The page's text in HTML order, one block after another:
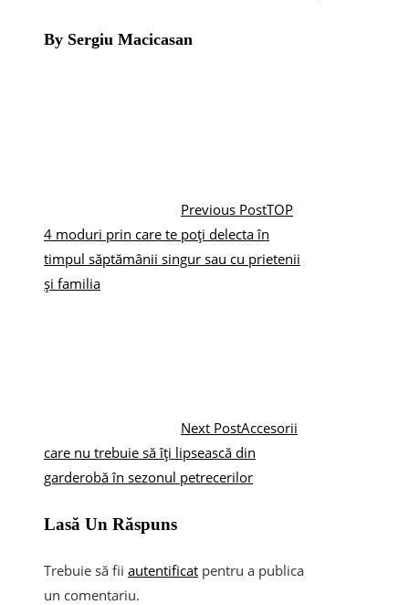
By Sergiu Macicasan
Previous PostTOP
4 moduri prin care te poți delecta în
timpul săptămânii singur sau cu prietenii
și familia
Next PostAccesorii
care nu trebuie să îți lipsească din
garderobă în sezonul petrecerilor
Lasă Un Răspuns
Trebuie să fii autentificat pentru a publica
un comentariu.